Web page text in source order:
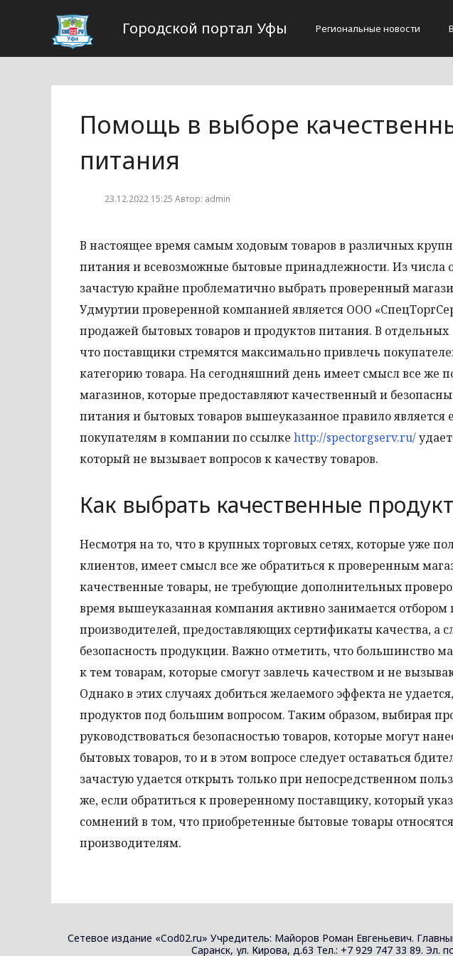
Городской портал Уфы Региональные новости
Помощь в выборе
питания
23.12.2022 15:25 Автор: admin
В настоящее время самым ходовым товаров в различных
питания и всевозможные бытовые принадлежности. Из числа
зачастую крайне проблематично выбрать проверенный
Удмуртии проверенной компанией является ООО
продажей бытовых товаров и продуктов питания. В отдельных
что поставщики стремятся максимально привлечь
категорию товара. На сегодняшний день имеет смысл все же
магазинов, которые предоставляют качественный и
питания и бытовых товаров вышеуказанное правило
покупателям в компании по ссылке http://spectorgserv.ru/
который не вызывает вопросов к качеству товаров.
Как выбрать качественные
Несмотря на то, что в крупных торговых сетях, которые уже
клиентов, имеет смысл все же обратиться к проверенным
качественные товары, не требующие дополнительных
время вышеуказанная компания активно занимается
производителей, предоставляющих сертификаты качества, а
безопасность продукции. Важно отметить, что большинство
к тем товарам, которые смогут завлечь качеством и не
Однако в этих случаях добиться желаемого эффекта не
продуктов под большим вопросом. Таким образом, выбирая
руководствоваться безопасностью товаров, которые могут
бытовых товаров, то и в этом вопросе следует оставаться
зачастую удается открыть только при непосредственном
же, если обратиться к проверенному поставщику, который
сомнений в том, что приобретенные бытовые товары
производителям.
Сетевое издание «Cod02.ru» Учредитель: Майоров Роман Евгеньевич.
Саранск, ул. Кирова, д.63 Тел.: +7 929 747 33 89. Эл.